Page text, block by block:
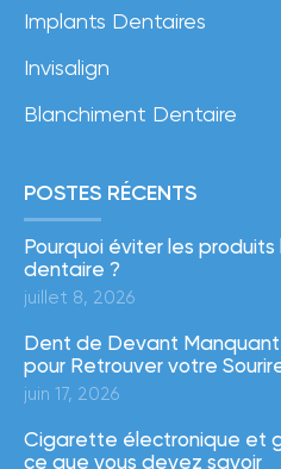
Implants Dentaires
Invisalign
Blanchiment Dentaire
POSTES RÉCENTS
Pourquoi éviter les
dentaire ?
juillet 8, 2026
Dent de Devant
pour Retrouver votre
juin 17, 2026
Cigarette électronique et
ce que vous devez savoir